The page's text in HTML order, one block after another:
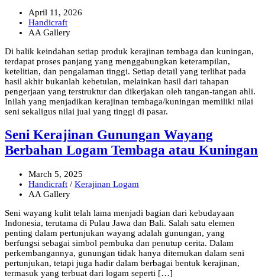
April 11, 2026
Handicraft
AA Gallery
Di balik keindahan setiap produk kerajinan tembaga dan kuningan,
terdapat proses panjang yang menggabungkan keterampilan,
ketelitian, dan pengalaman tinggi. Setiap detail yang terlihat pada
hasil akhir bukanlah kebetulan, melainkan hasil dari tahapan
pengerjaan yang terstruktur dan dikerjakan oleh tangan-tangan ahli.
Inilah yang menjadikan kerajinan tembaga/kuningan memiliki nilai
seni sekaligus nilai jual yang tinggi di pasar.
Seni Kerajinan Gunungan Wayang
Berbahan Logam Tembaga atau Kuningan
March 5, 2025
Handicraft / Kerajinan Logam
AA Gallery
Seni wayang kulit telah lama menjadi bagian dari kebudayaan
Indonesia, terutama di Pulau Jawa dan Bali. Salah satu elemen
penting dalam pertunjukan wayang adalah gunungan, yang
berfungsi sebagai simbol pembuka dan penutup cerita. Dalam
perkembangannya, gunungan tidak hanya ditemukan dalam seni
pertunjukan, tetapi juga hadir dalam berbagai bentuk kerajinan,
termasuk yang terbuat dari logam seperti […]